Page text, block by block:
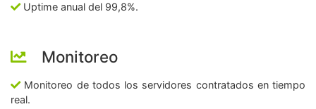
Uptime anual del 99,8%.
Monitoreo
Monitoreo de todos los servidores contratados en tiempo
real.